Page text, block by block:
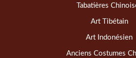
Tabatières
Art Tibétain
Art Indonésien
Anciens Costumes